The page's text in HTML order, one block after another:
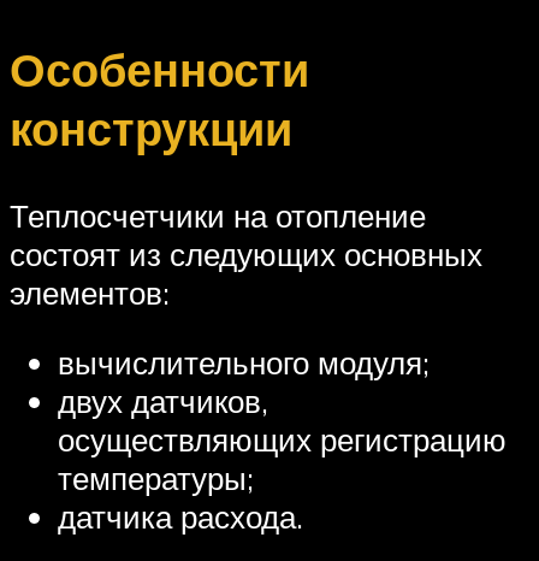
Особенности
конструкции
Теплосчетчики на отопление
состоят из следующих основных
элементов:
вычислительного модуля;
двух датчиков,
осуществляющих регистрацию
температуры;
датчика расхода.